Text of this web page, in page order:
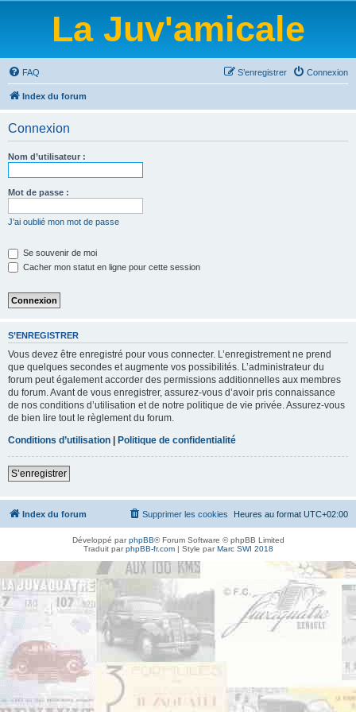
La Juv'amicale
FAQ Connexion
S’enregistrer
Index du forum
Connexion
Nom d’utilisateur :
Mot de passe :
J’ai oublié mon mot de passe
Se souvenir de moi
Cacher mon statut en ligne pour cette session
S’ENREGISTRER
Vous devez être enregistré pour vous connecter. L’enregistrement ne prend
que quelques secondes et augmente vos possibilités. L’administrateur du
forum peut également accorder des permissions additionnelles aux membres
du forum. Avant de vous enregistrer, assurez-vous d’avoir pris connaissance
de nos conditions d’utilisation et de notre politique de vie privée. Assurez-vous
de bien lire tout le règlement du forum.
Conditions d’utilisation | Politique de confidentialité
S’enregistrer
Index du forum Heures au format UTC+02:00
Supprimer les cookies
Développé parphpBB® Forum Software © phpBB Limited
Traduit parphpBB-fr.com| Style parMarc SWI 2018